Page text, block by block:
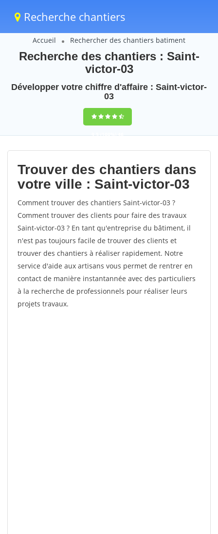
Recherche chantiers
Accueil Rechercher des chantiers batiment
Recherche des chantiers : Saint-
victor-03
Développer votre chiffre d'affaire : Saint-victor-
03
9,5(100%)46
votes
Trouver des chantiers dans
votre ville : Saint-victor-03
Comment trouver des chantiers Saint-victor-03 ?
Comment trouver des clients pour faire des travaux
Saint-victor-03 ? En tant qu'entreprise du bâtiment, il
n'est pas toujours facile de trouver des clients et
trouver des chantiers à réaliser rapidement. Notre
service d'aide aux artisans vous permet de rentrer en
contact de manière instantannée avec des particuliers
à la recherche de professionnels pour réaliser leurs
projets travaux.